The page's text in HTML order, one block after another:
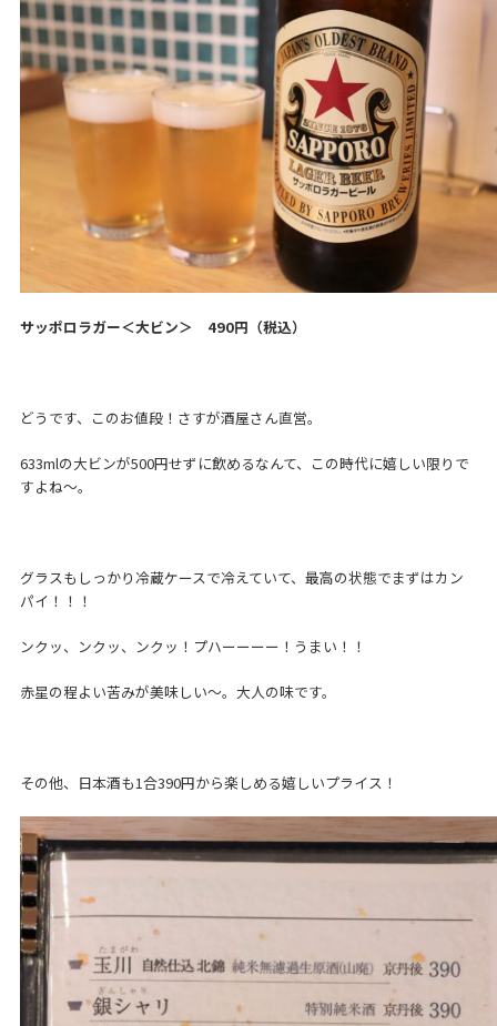
サッポロラガー＜大ビン＞ 490円（税込）
どうです、このお値段！さすが酒屋さん直営。
633mlの大ビンが500円せずに飲めるなんて、この時代に嬉しい限りで
すよね～。
グラスもしっかり冷蔵ケースで冷えていて、最高の状態でまずはカン
パイ！！！
ンクッ、ンクッ、ンクッ！プハーーーー！うまい！！
赤星の程よい苦みが美味しい～。大人の味です。
その他、日本酒も1合390円から楽しめる嬉しいプライス！